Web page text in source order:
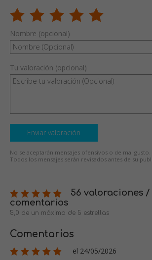
Nombre (opcional)
Tu valoración (opcional)
Enviar valoración
No se aceptarán mensajes ofensivos o de mal gusto.
Todos los mensajes serán revisados antes de su
56 valoraciones /
comentarios
5,0 de un máximo de 5 estrellas
Comentarios
el 24/05/2026